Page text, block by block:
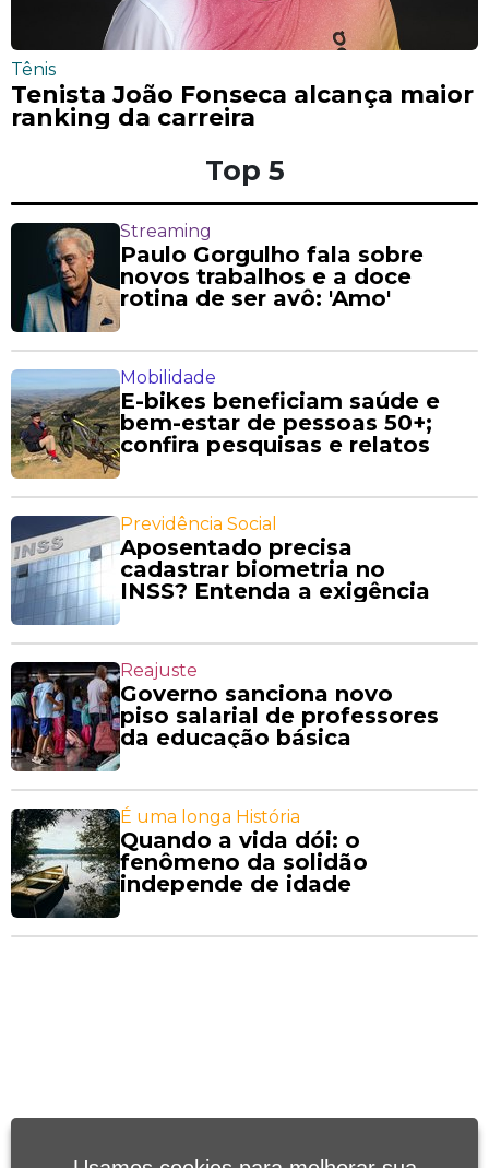
Tênis
Tenista João Fonseca alcança maior
ranking da carreira
Top 5
Streaming
Paulo Gorgulho fala sobre
novos trabalhos e a doce
rotina de ser avô: 'Amo'
Mobilidade
E-bikes beneficiam saúde e
bem-estar de pessoas 50+;
confira pesquisas e relatos
Previdência Social
Aposentado precisa
cadastrar biometria no
INSS? Entenda a exigência
Reajuste
Governo sanciona novo
piso salarial de professores
da educação básica
É uma longa História
Quando a vida dói: o
fenômeno da solidão
independe de idade